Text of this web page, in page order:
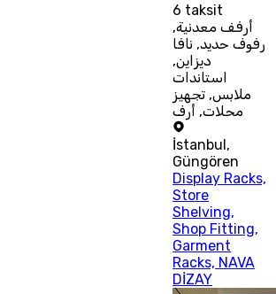
6 taksit
أرفف معدنية,
رفوف حديد, نافا
ديزاين,
استاندات
ملابس, تجهيز
محلات, أرف
İstanbul,
Güngören
Display Racks,
Store
Shelving,
Shop Fitting,
Garment
Racks, NAVA
DİZAY